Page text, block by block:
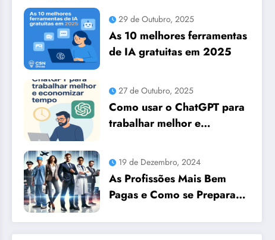
29 de Outubro, 2025
As 10 melhores ferramentas
de IA gratuitas em 2025
27 de Outubro, 2025
Como usar o ChatGPT para
trabalhar melhor e
19 de Dezembro, 2024
As Profissões Mais Bem
Pagas e Como se Preparar
Essenciais